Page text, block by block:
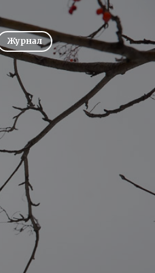
Журнал